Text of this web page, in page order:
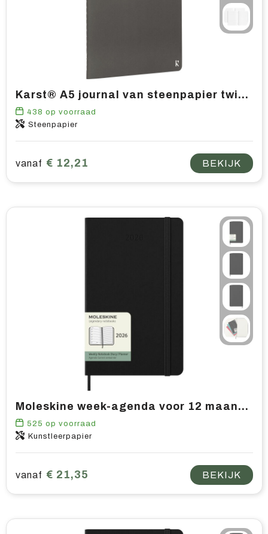
Karst® A5 journal van steenpapier twin pack
438 op voorraad
Steenpapier
vanaf € 12,21 BEKIJK
Moleskine week-agenda voor 12 maanden met harde kaft L
525 op voorraad
Kunstleerpapier
vanaf € 21,35 BEKIJK